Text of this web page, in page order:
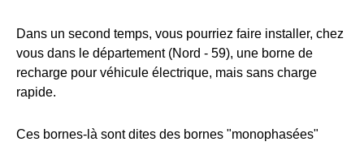
Dans un second temps, vous pourriez faire installer, chez
vous dans le département (Nord - 59), une borne de
recharge pour véhicule électrique, mais sans charge
rapide.
Ces bornes-là sont dites des bornes "monophasées"